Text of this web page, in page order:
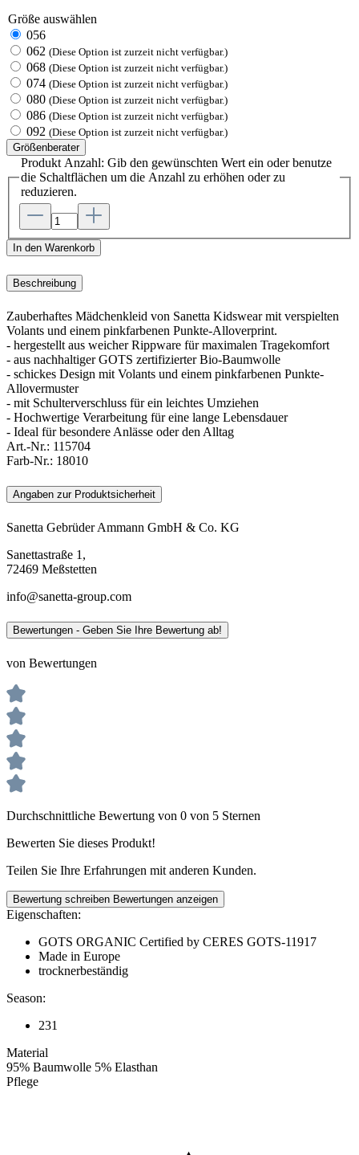
Größe auswählen
056
062 (Diese Option ist zurzeit nicht verfügbar.)
068 (Diese Option ist zurzeit nicht verfügbar.)
074 (Diese Option ist zurzeit nicht verfügbar.)
080 (Diese Option ist zurzeit nicht verfügbar.)
086 (Diese Option ist zurzeit nicht verfügbar.)
092 (Diese Option ist zurzeit nicht verfügbar.)
Größenberater
Produkt Anzahl: Gib den gewünschten Wert ein oder benutze
die Schaltflächen um die Anzahl zu erhöhen oder zu
reduzieren.
In den Warenkorb
Beschreibung
Zauberhaftes Mädchenkleid von Sanetta Kidswear mit verspielten
Volants und einem pinkfarbenen Punkte-Alloverprint.
- hergestellt aus weicher Rippware für maximalen Tragekomfort
- aus nachhaltiger GOTS zertifizierter Bio-Baumwolle
- schickes Design mit Volants und einem pinkfarbenen Punkte-
Allovermuster
- mit Schulterverschluss für ein leichtes Umziehen
- Hochwertige Verarbeitung für eine lange Lebensdauer
- Ideal für besondere Anlässe oder den Alltag
Art.-Nr.: 115704
Farb-Nr.: 18010
Angaben zur Produktsicherheit
Sanetta Gebrüder Ammann GmbH & Co. KG
Sanettastraße 1,
72469 Meßstetten
info@sanetta-group.com
Bewertungen - Geben Sie Ihre Bewertung ab!
von Bewertungen
Durchschnittliche Bewertung von 0 von 5 Sternen
Bewerten Sie dieses Produkt!
Teilen Sie Ihre Erfahrungen mit anderen Kunden.
Bewertung schreiben Bewertungen anzeigen
Eigenschaften:
GOTS ORGANIC Certified by CERES GOTS-11917
Made in Europe
trocknerbeständig
Season:
231
Material
95% Baumwolle 5% Elasthan
Pflege